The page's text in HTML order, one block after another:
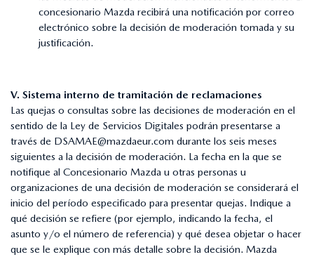
concesionario Mazda recibirá una notificación por correo
electrónico sobre la decisión de moderación tomada y su
justificación.
V. Sistema interno de tramitación de reclamaciones
Las quejas o consultas sobre las decisiones de moderación en el
sentido de la Ley de Servicios Digitales podrán presentarse a
través de DSAMAE@mazdaeur.com durante los seis meses
siguientes a la decisión de moderación. La fecha en la que se
notifique al Concesionario Mazda u otras personas u
organizaciones de una decisión de moderación se considerará el
inicio del período especificado para presentar quejas. Indique a
qué decisión se refiere (por ejemplo, indicando la fecha, el
asunto y/o el número de referencia) y qué desea objetar o hacer
que se le explique con más detalle sobre la decisión. Mazda